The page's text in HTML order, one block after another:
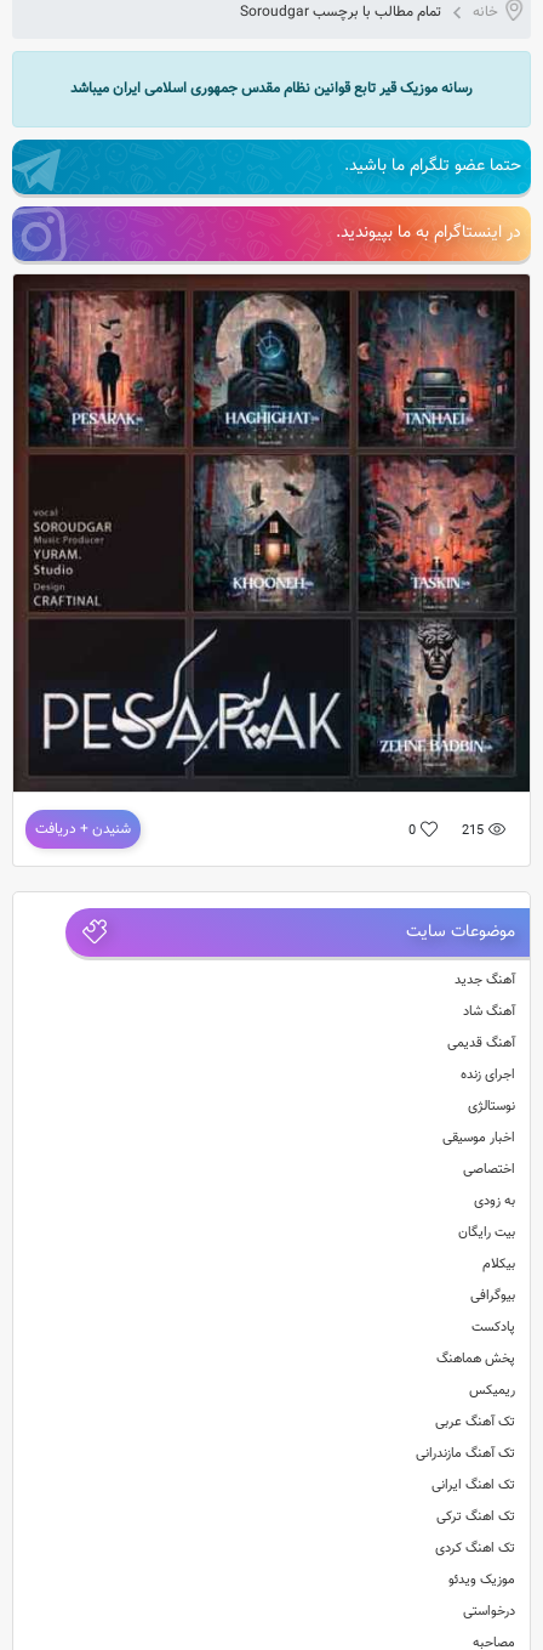
خانه تمام مطالب با برچسب Soroudgar
رسانه موزیک قیر تابع قوانین نظام مقدس جمهوری اسلامی ایران میباشد
حتما عضو تلگرام ما باشید.
در اینستاگرام به ما بپیوندید.
215
0 شنیدن + دریافت
موضوعات سایت
آهنگ جدید
آهنگ شاد
آهنگ قدیمی
اجرای زنده
نوستالژی
اخبار موسیقی
اختصاصی
به زودی
بیت رایگان
بیکلام
بیوگرافی
پادکست
پخش هماهنگ
ریمیکس
تک آهنگ عربی
تک آهنگ مازندرانی
تک اهنگ ایرانی
تک اهنگ ترکی
تک اهنگ کردی
موزیک ویدئو
درخواستی
مصاحبه